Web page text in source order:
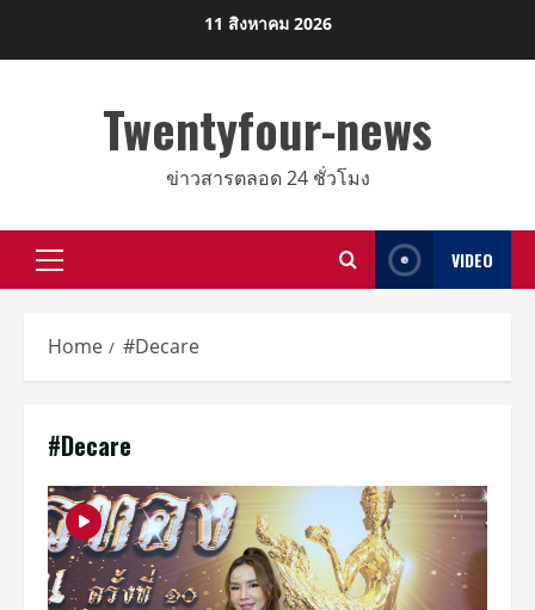
11 สิงหาคม 2026
Twentyfour-news
ข่าวสารตลอด 24 ชั่วโมง
Primary
VIDEO
Home #Decare
#Decare